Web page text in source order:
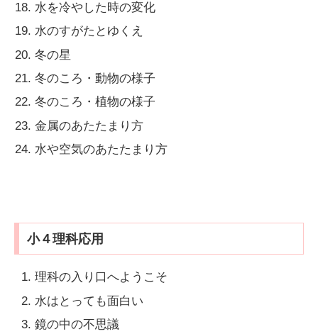
水を冷やした時の変化
水のすがたとゆくえ
冬の星
冬のころ・動物の様子
冬のころ・植物の様子
金属のあたたまり方
水や空気のあたたまり方
小４理科応用
理科の入り口へようこそ
水はとっても面白い
鏡の中の不思議